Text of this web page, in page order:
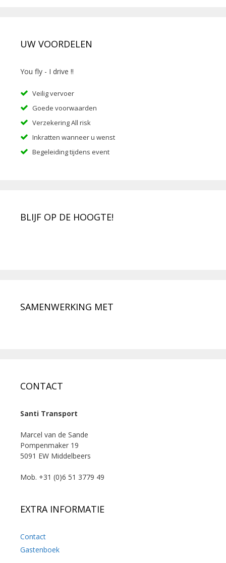
UW VOORDELEN
You fly - I drive !!
Veilig vervoer
Goede voorwaarden
Verzekering All risk
Inkratten wanneer u wenst
Begeleiding tijdens event
BLIJF OP DE HOOGTE!
SAMENWERKING MET
CONTACT
Santi Transport
Marcel van de Sande
Pompenmaker 19
5091 EW Middelbeers
Mob. +31 (0)6 51 3779 49
EXTRA INFORMATIE
Contact
Gastenboek